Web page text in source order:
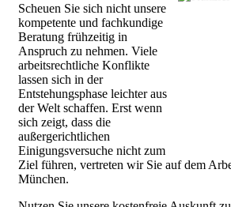
Scheuen Sie sich nicht unsere
kompetente und fachkundige
Beratung frühzeitig in
Anspruch zu nehmen. Viele
arbeitsrechtliche Konflikte
lassen sich in der
Entstehungsphase leichter aus
der Welt schaffen. Erst wenn
sich zeigt, dass die
außergerichtlichen
Einigungsversuche nicht zum
Ziel führen, vertreten wir Sie auf dem
München.